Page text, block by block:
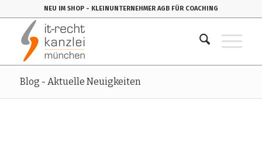
NEU IM SHOP - KLEINUNTERNEHMER AGB FÜR COACHING
Blog - Aktuelle Neuigkeiten